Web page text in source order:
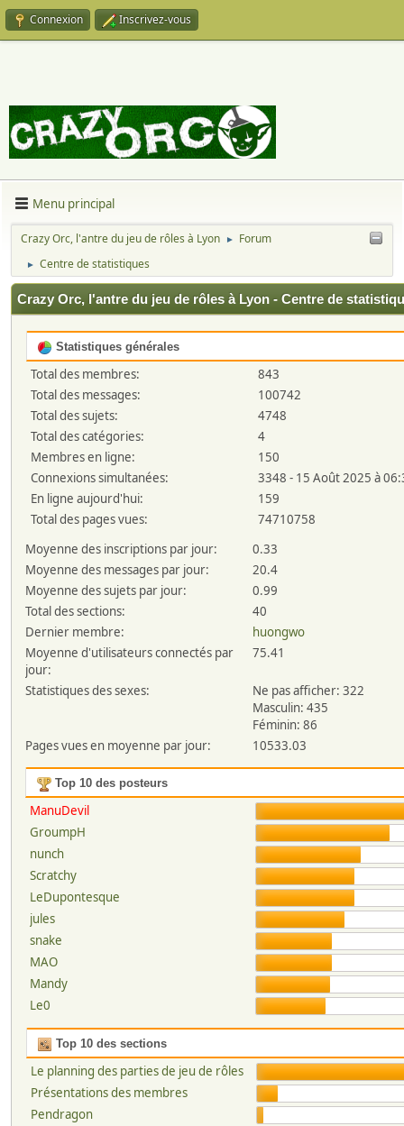
Connexion Inscrivez-vous
Menu principal
Crazy Orc, l'antre du jeu de rôles à Lyon ► Forum
► Centre de statistiques
Crazy Orc, l'antre du jeu de rôles à Lyon - Centre de
Statistiques générales
Total des membres:
843
Total des messages:
100742
Total des sujets:
4748
Total des catégories:
4
Membres en ligne:
150
Connexions simultanées:
3348 - 15 Août 2025 à
En ligne aujourd'hui:
159
Total des pages vues:
74710758
Moyenne des inscriptions par jour:
0.33
Moyenne des messages par jour:
20.4
Moyenne des sujets par jour:
0.99
Total des sections:
40
Dernier membre:
huongwo
Moyenne d'utilisateurs connectés par
jour:
75.41
Statistiques des sexes:
Ne pas afficher: 322
Masculin: 435
Féminin: 86
Pages vues en moyenne par jour:
10533.03
Top 10 des posteurs
ManuDevil
GroumpH
nunch
Scratchy
LeDupontesque
jules
snake
MAO
Mandy
Le0
Top 10 des sections
Le planning des parties de jeu de rôles
Présentations des membres
Pendragon